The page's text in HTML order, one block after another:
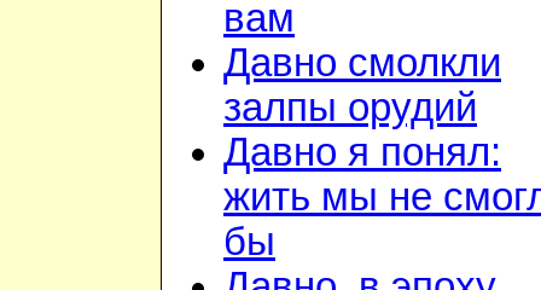
вам
Давно смолкли
залпы орудий
Давно я понял:
жить мы не
бы